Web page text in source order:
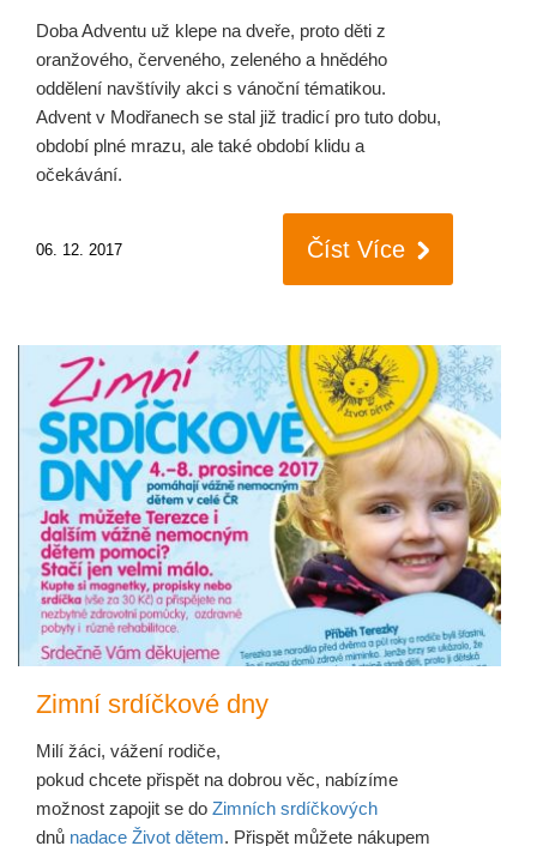
Doba Adventu už klepe na dveře, proto děti z
oranžového, červeného, zeleného a hnědého
oddělení navštívily akci s vánoční tématikou.
Advent v Modřanech se stal již tradicí pro tuto dobu,
období plné mrazu, ale také období klidu a
očekávání.
06. 12. 2017 Číst Více
Zimní srdíčkové dny
Milí žáci, vážení rodiče,
pokud chcete přispět na dobrou věc, nabízíme
možnost zapojit se do Zimních srdíčkových
dnů nadace Život dětem. Přispět můžete nákupem